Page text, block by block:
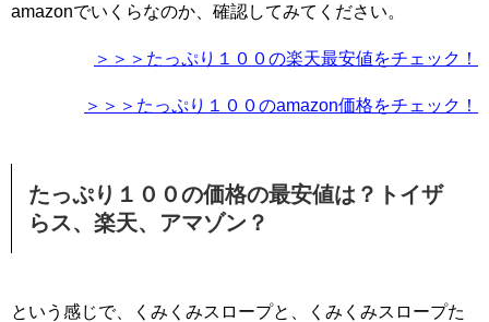
amazonでいくらなのか、確認してみてください。
＞＞＞たっぷり１００の楽天最安値をチェック！
＞＞＞たっぷり１００のamazon価格をチェック！
たっぷり１００の価格の最安値は？トイザ
らス、楽天、アマゾン？
という感じで、くみくみスロープと、くみくみスロープた